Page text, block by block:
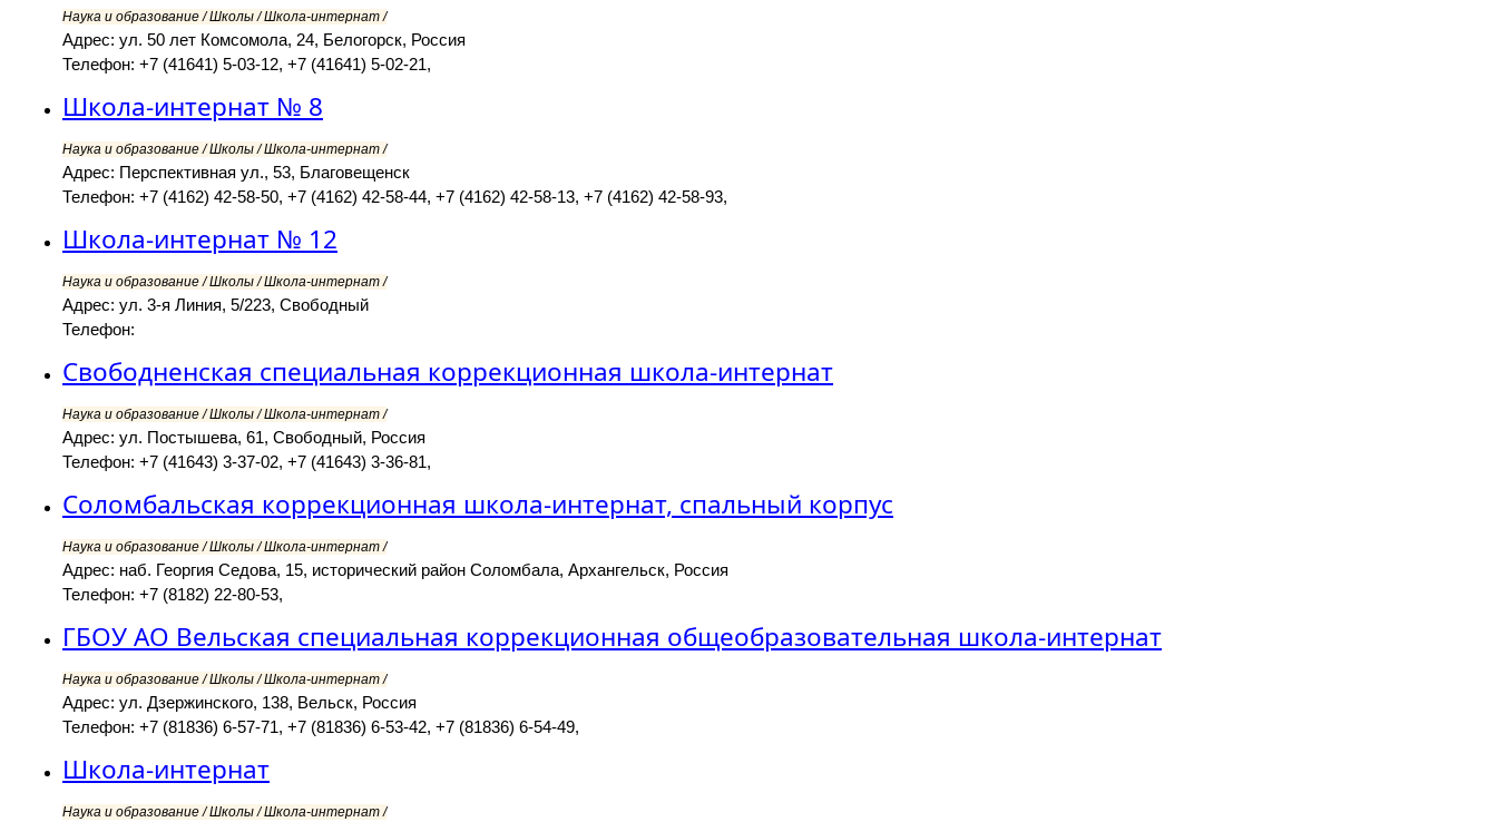
Наука и образование / Школы / Школа-интернат /
Адрес: ул. 50 лет Комсомола, 24, Белогорск, Россия
Телефон: +7 (41641) 5-03-12, +7 (41641) 5-02-21,
Школа-интернат № 8
Наука и образование / Школы / Школа-интернат /
Адрес: Перспективная ул., 53, Благовещенск
Телефон: +7 (4162) 42-58-50, +7 (4162) 42-58-44, +7 (4162) 42-58-13, +7 (4162) 42-58-93,
Школа-интернат № 12
Наука и образование / Школы / Школа-интернат /
Адрес: ул. 3-я Линия, 5/223, Свободный
Телефон:
Свободненская специальная коррекционная школа-интернат
Наука и образование / Школы / Школа-интернат /
Адрес: ул. Постышева, 61, Свободный, Россия
Телефон: +7 (41643) 3-37-02, +7 (41643) 3-36-81,
Соломбальская коррекционная школа-интернат, спальный корпус
Наука и образование / Школы / Школа-интернат /
Адрес: наб. Георгия Седова, 15, исторический район Соломбала, Архангельск, Россия
Телефон: +7 (8182) 22-80-53,
ГБОУ АО Вельская специальная коррекционная общеобразовательная школа-интернат
Наука и образование / Школы / Школа-интернат /
Адрес: ул. Дзержинского, 138, Вельск, Россия
Телефон: +7 (81836) 6-57-71, +7 (81836) 6-53-42, +7 (81836) 6-54-49,
Школа-интернат
Наука и образование / Школы / Школа-интернат /